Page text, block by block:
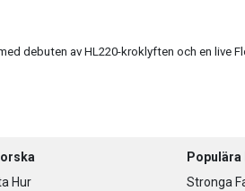
debuten av HL220-kroklyften och en live
Hur
Populära
Stronga